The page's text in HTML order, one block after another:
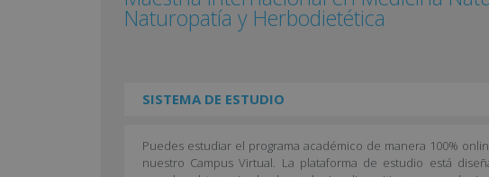
Naturopatía y Herbodietética
SISTEMA DE ESTUDIO
Puedes estudiar el programa académico de manera 100%
nuestro Campus Virtual. La plataforma de estudio está